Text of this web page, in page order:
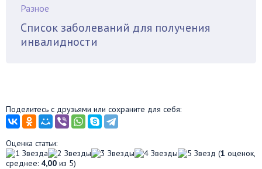
Разное
Список заболеваний для получения
инвалидности
Поделитесь с друзьями или сохраните для себя:
Оценка статьи:
(1 оценок,
среднее: 4,00 из 5)